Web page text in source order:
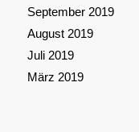
September 2019
August 2019
Juli 2019
März 2019